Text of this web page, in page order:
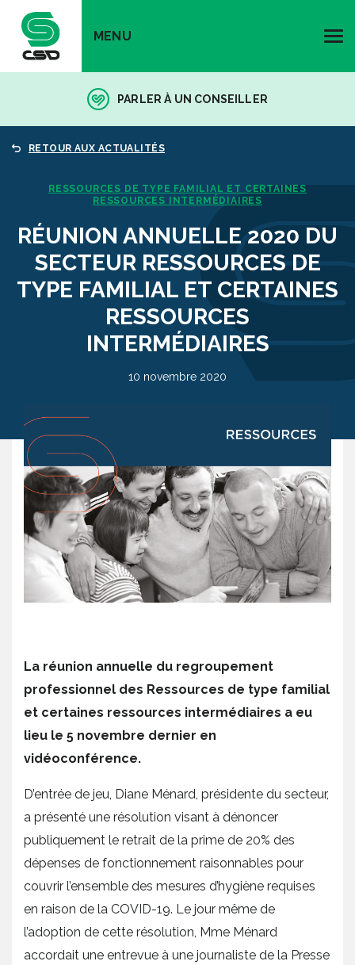
MENU
PARLER À UN CONSEILLER
RETOUR AUX ACTUALITÉS
RESSOURCES DE TYPE FAMILIAL ET CERTAINES
RESSOURCES INTERMÉDIAIRES
RÉUNION ANNUELLE 2020 DU
SECTEUR RESSOURCES DE
TYPE FAMILIAL ET CERTAINES
RESSOURCES
INTERMÉDIAIRES
10 novembre 2020
La réunion annuelle du regroupement
professionnel des Ressources de type familial
et certaines ressources intermédiaires a eu
lieu le 5 novembre dernier en
vidéoconférence.
D’entrée de jeu, Diane Ménard, présidente du secteur,
a présenté une résolution visant à dénoncer
publiquement le retrait de la prime de 20% des
dépenses de fonctionnement raisonnables pour
couvrir l’ensemble des mesures d’hygiène requises
en raison de la COVID-19. Le jour même de
l’adoption de cette résolution, Mme Ménard
accordait une entrevue à une journaliste de la Presse